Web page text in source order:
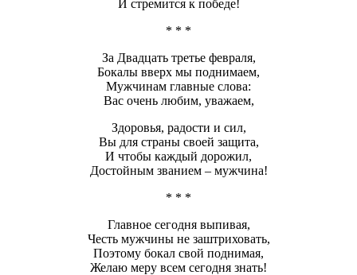
И стремится к победе!
* * *
За Двадцать третье февраля,
Бокалы вверх мы поднимаем,
Мужчинам главные слова:
Вас очень любим, уважаем,
Здоровья, радости и сил,
Вы для страны своей защита,
И чтобы каждый дорожил,
Достойным званием – мужчина!
* * *
Главное сегодня выпивая,
Честь мужчины не заштриховать,
Поэтому бокал свой поднимая,
Желаю меру всем сегодня знать!